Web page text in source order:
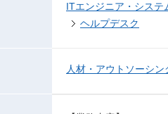
ITエンジニア・システ
ヘルプデスク
人材・アウトソーシ